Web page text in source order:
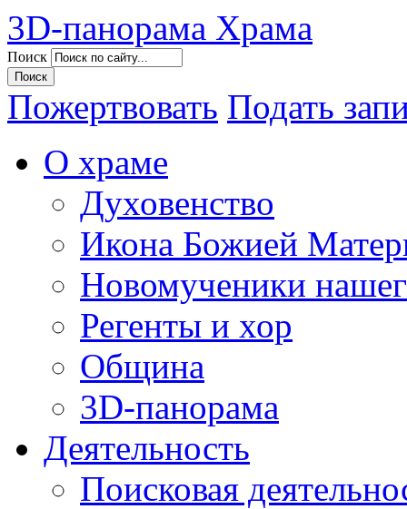
3D-панорама Храма
Поиск
Пожертвовать Подать
О храме
Духовенство
Икона Божией
Новомученики
Регенты и хор
Община
3D-панорама
Деятельность
Поисковая